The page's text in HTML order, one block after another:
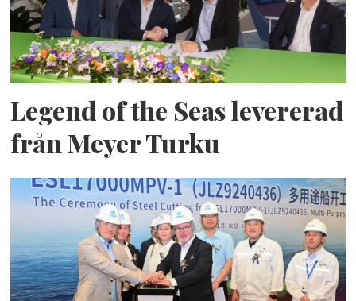
Legend of the Seas levererad
från Meyer Turku